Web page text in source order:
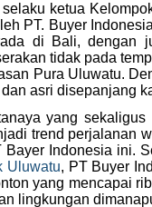
ketua
PT. Buyer
di Bali,
tidak pada
Pura Uluwatu.
asri disepanjang
yang
trend perjalanan
Indonesia ini.
Uluwatu, PT Buyer
yang mencapai
lingkungan